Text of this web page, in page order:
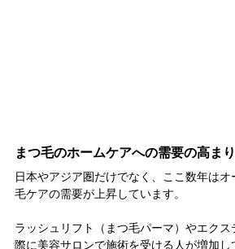
まつ毛のホームケアへの需要の高まり
日本やアジア圏だけでなく、ここ数年は
毛ケアの需要が上昇しています。
ラッシュリフト（まつ毛パーマ）やエク
際に美容サロンで施術を受ける人が増加